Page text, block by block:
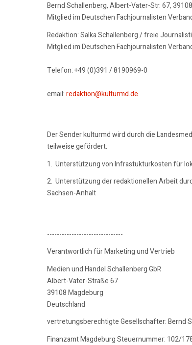
Bernd Schallenberg, Albert-Vater-Str. 67,
Mitglied im Deutschen Fachjournalisten
Redaktion: Salka Schallenberg / freie
Mitglied im Deutschen Fachjournalisten
Telefon: +49 (0)391 / 8190969-0
email:redaktion@kulturmd.de
Der Sender kulturmd wird durch die
teilweise gefördert.
1. Unterstützung von Infrastukturkosten für
2. Unterstützung der redaktionellen Arbeit
Sachsen-Anhalt
-------------------------------
Verantwortlich für Marketing und Vertrieb
Medien und Handel Schallenberg GbR
Albert-Vater-Straße 67
39108 Magdeburg
Deutschland
vertretungsberechtigte Gesellschafter: Bernd
Finanzamt Magdeburg Steuernummer: 102/